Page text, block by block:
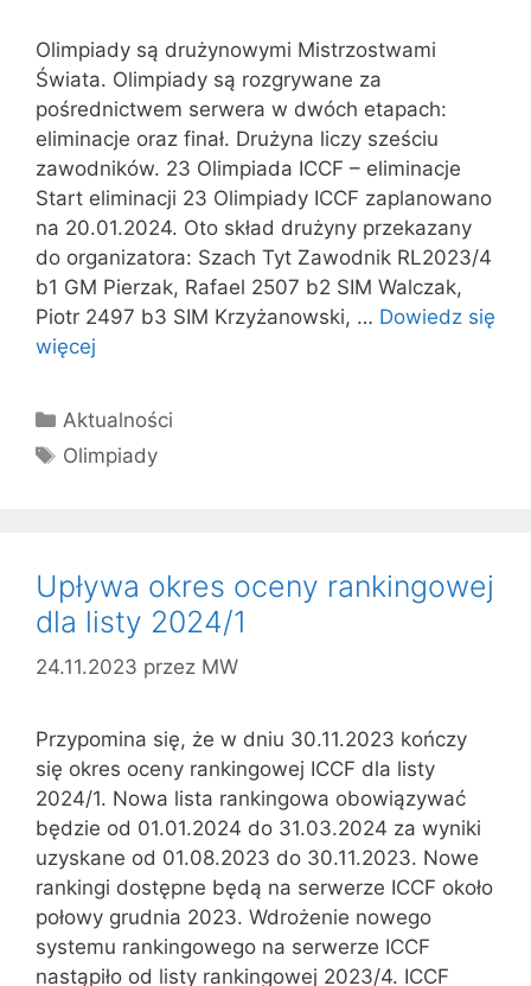
Olimpiady są drużynowymi Mistrzostwami
Świata. Olimpiady są rozgrywane za
pośrednictwem serwera w dwóch etapach:
eliminacje oraz finał. Drużyna liczy sześciu
zawodników. 23 Olimpiada ICCF – eliminacje
Start eliminacji 23 Olimpiady ICCF zaplanowano
na 20.01.2024. Oto skład drużyny przekazany
do organizatora: Szach Tyt Zawodnik RL2023/4
b1 GM Pierzak, Rafael 2507 b2 SIM Walczak,
Piotr 2497 b3 SIM Krzyżanowski, … Dowiedz się
więcej
Kategorie
Aktualności
Tagi
Olimpiady
Upływa okres oceny rankingowej
dla listy 2024/1
24.11.2023 przez MW
Przypomina się, że w dniu 30.11.2023 kończy
się okres oceny rankingowej ICCF dla listy
2024/1. Nowa lista rankingowa obowiązywać
będzie od 01.01.2024 do 31.03.2024 za wyniki
uzyskane od 01.08.2023 do 30.11.2023. Nowe
rankingi dostępne będą na serwerze ICCF około
połowy grudnia 2023. Wdrożenie nowego
systemu rankingowego na serwerze ICCF
nastąpiło od listy rankingowej 2023/4. ICCF